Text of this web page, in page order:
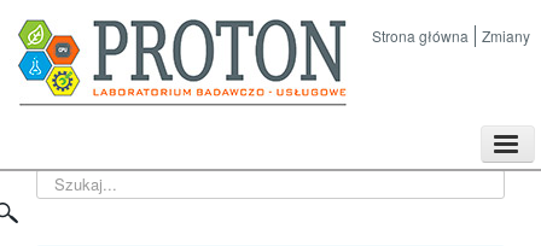
Strona główna Zmiany
Szukaj...